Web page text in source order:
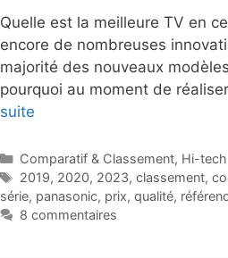
Quelle est la meilleure TV en
encore de nombreuses
majorité des nouveaux
pourquoi au moment de
suite
Catégories
Comparatif & Classement, Hi-tech
Étiquettes
2019, 2020, 2023, classement,
série, panasonic, prix, qualité,
8 commentaires